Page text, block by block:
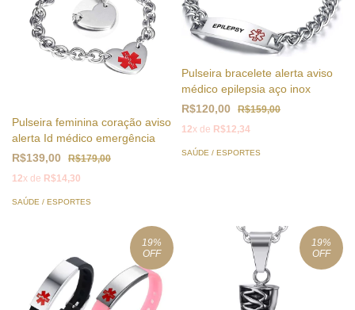
Pulseira feminina coração aviso
alerta Id médico emergência
R$139,00
R$179,00
12x de R$14,30
SAÚDE / ESPORTES
Pulseira bracelete alerta aviso
médico epilepsia aço inox
R$120,00
R$159,00
12x de R$12,34
SAÚDE / ESPORTES
19%
OFF
19%
OFF